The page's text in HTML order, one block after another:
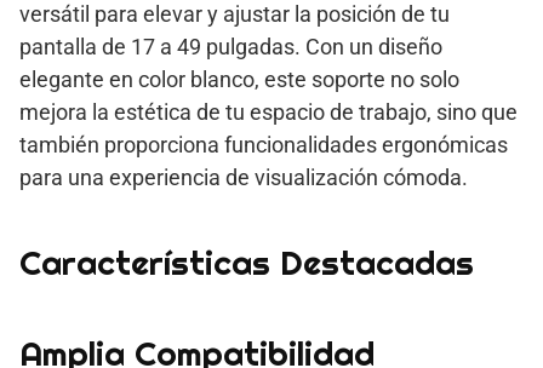
versátil para elevar y ajustar la posición de tu
pantalla de 17 a 49 pulgadas. Con un diseño
elegante en color blanco, este soporte no solo
mejora la estética de tu espacio de trabajo, sino que
también proporciona funcionalidades ergonómicas
para una experiencia de visualización cómoda.
Características Destacadas
Amplia Compatibilidad